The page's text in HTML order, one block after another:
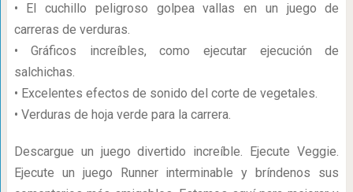
• El cuchillo peligroso golpea vallas en un juego de
carreras de verduras.
• Gráficos increíbles, como ejecutar ejecución de
salchichas.
• Excelentes efectos de sonido del corte de vegetales.
• Verduras de hoja verde para la carrera.
Descargue un juego divertido increíble. Ejecute Veggie.
Ejecute un juego Runner interminable y bríndenos sus